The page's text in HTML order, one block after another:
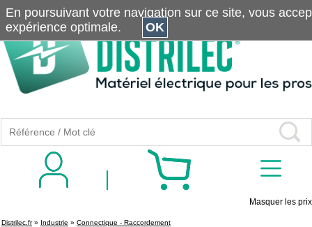
Masquer les prix
Distrilec.fr» Industrie » Connectique - Raccordement
En poursuivant votre navigation sur ce site, vous
expérience optimale.
OK